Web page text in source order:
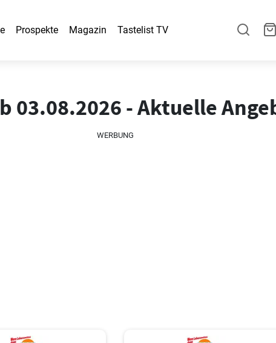
Prospekte Magazin Tastelist TV
03.08.2026 - Aktuelle
WERBUNG